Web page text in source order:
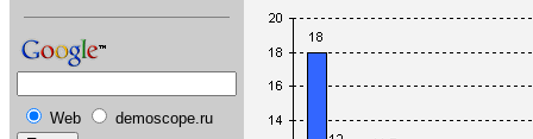
Web demoscope.ru